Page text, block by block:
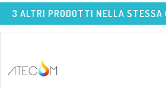
3 ALTRI PRODOTTI NELLA STESSA